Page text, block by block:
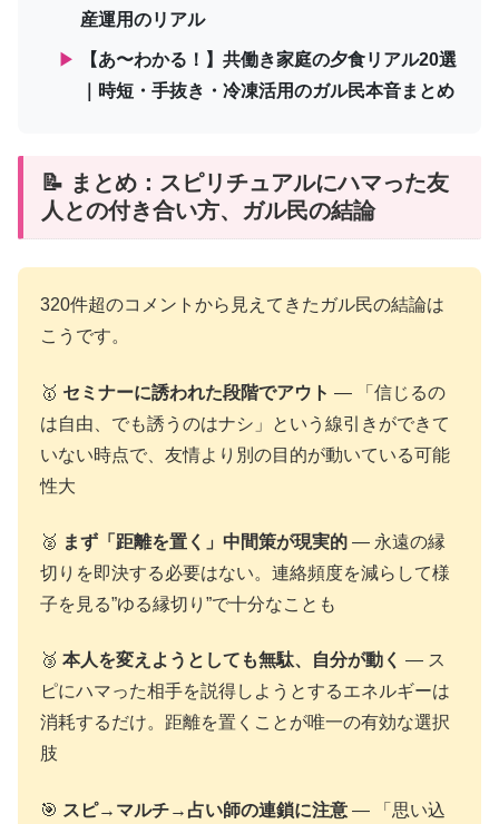
産運用のリアル
▶
【あ〜わかる！】共働き家庭の夕食リアル20選
｜時短・手抜き・冷凍活用のガル民本音まとめ
📝 まとめ：スピリチュアルにハマった友
人との付き合い方、ガル民の結論
320件超のコメントから見えてきたガル民の結論は
こうです。
🥇 セミナーに誘われた段階でアウト — 「信じるの
は自由、でも誘うのはナシ」という線引きができて
いない時点で、友情より別の目的が動いている可能
性大
🥈 まず「距離を置く」中間策が現実的 — 永遠の縁
切りを即決する必要はない。連絡頻度を減らして様
子を見る”ゆる縁切り”で十分なことも
🥉 本人を変えようとしても無駄、自分が動く — ス
ピにハマった相手を説得しようとするエネルギーは
消耗するだけ。距離を置くことが唯一の有効な選択
肢
🎯 スピ→マルチ→占い師の連鎖に注意 — 「思い込